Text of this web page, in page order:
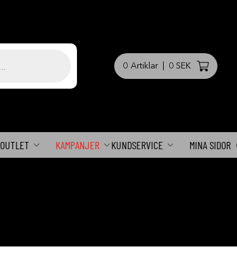
0 Artiklar 0 SEK
OUTLET KAMPANJER KUNDSERVICE MINA SIDOR